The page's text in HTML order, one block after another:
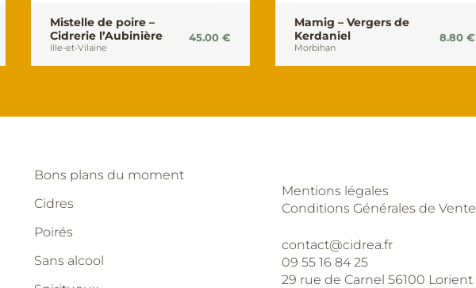
Mistelle de poire –
Cidrerie l’Aubinière
Ille-et-Vilaine
45.00 €
Mamig – Vergers de
Kerdaniel
Morbihan
8.80 €
Bons plans du moment
Cidres
Poirés
Sans alcool
Mentions légales
Conditions Générales de Vente
contact@cidrea.fr
09 55 16 84 25
29 rue de Carnel 56100 Lorient